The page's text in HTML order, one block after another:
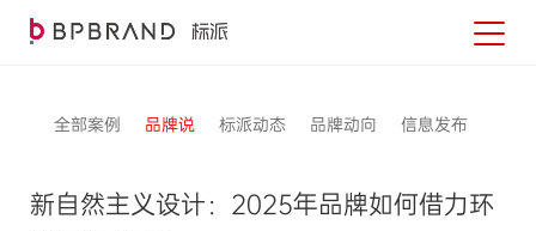
全部案例 品牌说 标派动态 品牌动向 信息发布
新自然主义设计：2025年品牌如何借力环